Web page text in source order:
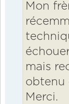
Mon
mais
obtenu
Merci.